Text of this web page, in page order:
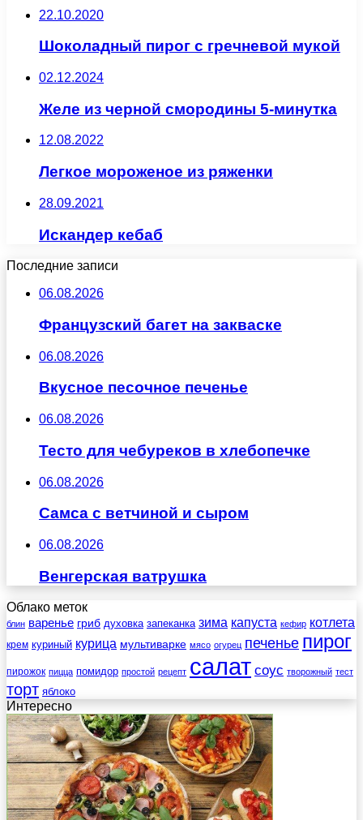
22.10.2020
Шоколадный пирог с гречневой мукой
02.12.2024
Желе из черной смородины 5-минутка
12.08.2022
Легкое мороженое из ряженки
28.09.2021
Искандер кебаб
Последние записи
06.08.2026
Французский багет на закваске
06.08.2026
Вкусное песочное печенье
06.08.2026
Тесто для чебуреков в хлебопечке
06.08.2026
Самса с ветчиной и сыром
06.08.2026
Венгерская ватрушка
Облако меток
блин варенье гриб духовка запеканка зима капуста кефир котлета
крем куриный курица мультиварке мясо огурец печенье пирог
пирожок пицца помидор простой рецепт салат соус творожный тест
торт яблоко
Интересно